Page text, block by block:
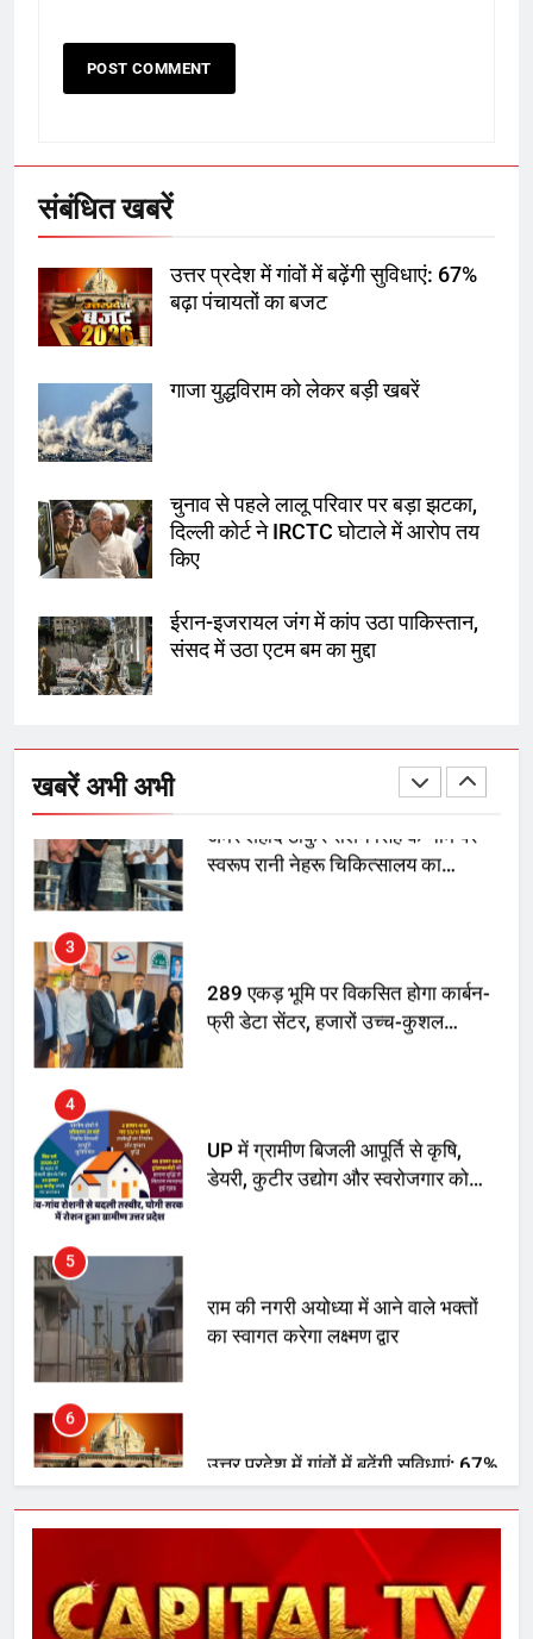
संबंधित खबरें
उत्तर प्रदेश में गांवों में बढ़ेंगी सुविधाएं: 67%
बढ़ा पंचायतों का बजट
गाजा युद्धविराम को लेकर बड़ी खबरें
चुनाव से पहले लालू परिवार पर बड़ा झटका,
दिल्ली कोर्ट ने IRCTC घोटाले में आरोप तय
किए
ईरान-इजरायल जंग में कांप उठा पाकिस्तान,
संसद में उठा एटम बम का मुद्दा
खबरें अभी अभी
7
गाजा युद्धविराम को लेकर बड़ी खबरें
8
तय किए
1
रोशन सिंह के नाम पर करने की मांग तेज
अमर शहीद ठाकुर रोशन सिंह के नाम पर
स्वरूप रानी नेहरू चिकित्सालय का
अनिश्चितकालीन धरना शुरू
3
5
6
7
गाजा युद्धविराम को लेकर बड़ी खबरें